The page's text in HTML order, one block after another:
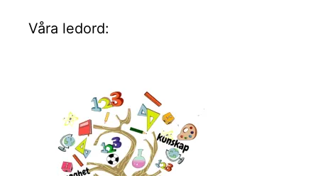
Våra ledord: